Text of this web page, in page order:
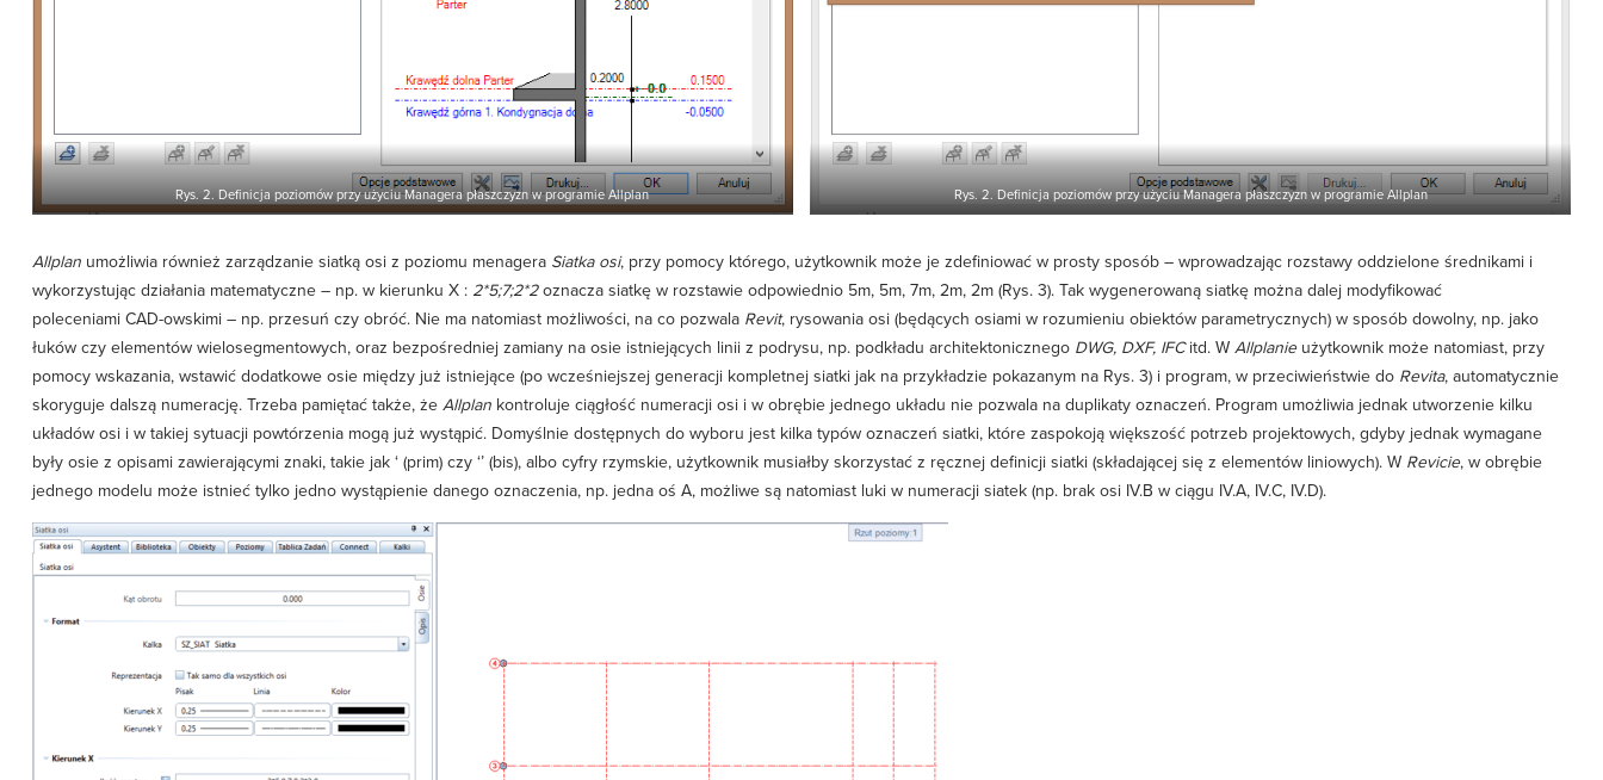
Rys. 2. Definicja poziomów przy użyciu Managera płaszczyzn w programie Allplan Rys. 2. Definicja poziomów przy użyciu Managera płaszczyzn w programie Allplan
Allplanumożliwia również zarządzanie siatką osi z poziomu menagera Siatka osi, przy pomocy którego, użytkownik może je zdefiniować w prosty sposób – wprowadzając rozstawy oddzielone średnikami i
wykorzystując działania matematyczne – np. w kierunku X : 2*5;7;2*2oznacza siatkę w rozstawie odpowiednio 5m, 5m, 7m, 2m, 2m (Rys. 3). Tak wygenerowaną siatkę można dalej modyfikować
poleceniami CAD-owskimi – np. przesuń czy obróć. Nie ma natomiast możliwości, na co pozwala Revit, rysowania osi (będących osiami w rozumieniu obiektów parametrycznych) w sposób dowolny, np. jako
łuków czy elementów wielosegmentowych, oraz bezpośredniej zamiany na osie istniejących linii z podrysu, np. podkładu architektonicznego DWG, DXF, IFCitd. W Allplanie użytkownik może natomiast, przy
pomocy wskazania, wstawić dodatkowe osie między już istniejące (po wcześniejszej generacji kompletnej siatki jak na przykładzie pokazanym na Rys. 3) i program, w przeciwieństwie do Revita, automatycznie
skoryguje dalszą numerację. Trzeba pamiętać także, że Allplan kontroluje ciągłość numeracji osi i w obrębie jednego układu nie pozwala na duplikaty oznaczeń. Program umożliwia jednak utworzenie kilku
układów osi i w takiej sytuacji powtórzenia mogą już wystąpić. Domyślnie dostępnych do wyboru jest kilka typów oznaczeń siatki, które zaspokoją większość potrzeb projektowych, gdyby jednak wymagane
były osie z opisami zawierającymi znaki, takie jak ‘ (prim) czy ‘’ (bis), albo cyfry rzymskie, użytkownik musiałby skorzystać z ręcznej definicji siatki (składającej się z elementów liniowych). W Revicie, w obrębie
jednego modelu może istnieć tylko jedno wystąpienie danego oznaczenia, np. jedna oś A, możliwe są natomiast luki w numeracji siatek (np. brak osi IV.B w ciągu IV.A, IV.C, IV.D).